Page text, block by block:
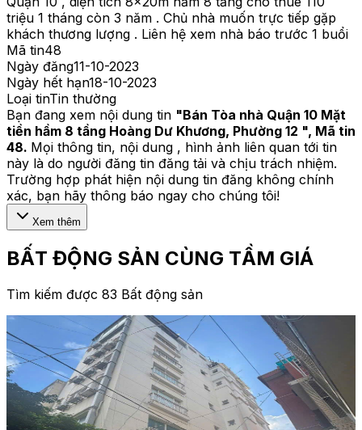
triệu 1 tháng còn 3 năm . Chủ nhà muốn trực tiếp gặp
khách thương lượng . Liên hệ xem nhà báo trước 1 buổi
Mã tin48
Ngày đăng11-10-2023
Ngày hết hạn18-10-2023
Loại tinTin thường
Bạn đang xem nội dung tin "Bán Tòa nhà Quận 10 Mặt
tiền hầm 8 tầng Hoàng Dư Khương, Phường 12 ", Mã tin
48. Mọi thông tin, nội dung , hình ảnh liên quan tới tin
này là do người đăng tin đăng tải và chịu trách nhiệm.
Trường hợp phát hiện nội dung tin đăng không chính
xác, bạn hãy thông báo ngay cho chúng tôi!
Xem thêm
BẤT ĐỘNG SẢN CÙNG TẦM GIÁ
Tìm kiếm được 83 Bất động sản